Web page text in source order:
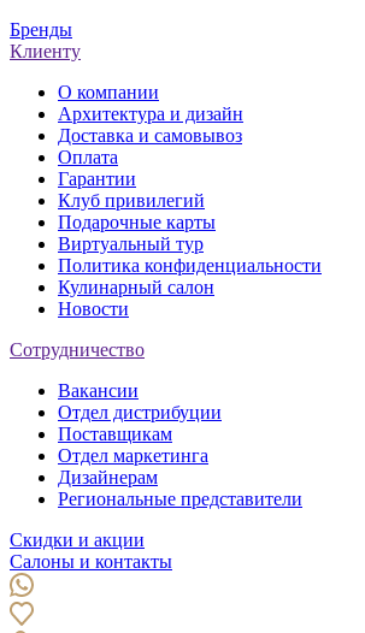
Бренды
Клиенту
О компании
Архитектура и дизайн
Доставка и самовывоз
Оплата
Гарантии
Клуб привилегий
Подарочные карты
Виртуальный тур
Политика конфиденциальности
Кулинарный салон
Новости
Сотрудничество
Вакансии
Отдел дистрибуции
Поставщикам
Отдел маркетинга
Дизайнерам
Региональные представители
Скидки и акции
Салоны и контакты